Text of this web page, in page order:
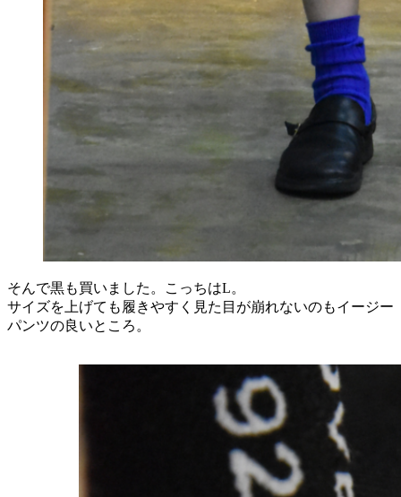
そんで黒も買いました。こっちはL。
サイズを上げても履きやすく見た目が崩れないのもイージー
パンツの良いところ。